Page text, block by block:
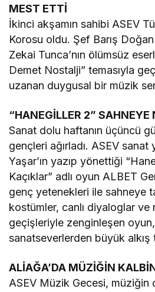
MEST ETTİ
İkinci akşamın sahibi ASEV
Korosu oldu. Şef Barış
Zekai Tunca’nın ölümsüz
Demet Nostalji” temasıyla
uzanan duygusal bir müzik
“HANEGİLLER 2” SAHNEYE
Sanat dolu haftanın üçüncü
gençleri ağırladı. ASEV
Yaşar’ın yazıp yönettiği
Kaçıklar” adlı oyun ALBET
genç yetenekleri ile sahneye
kostümler, canlı diyaloglar ve
geçişleriyle zenginleşen
sanatseverlerden büyük alkış
ALİAĞA’DA MÜZİĞİN
ASEV Müzik Gecesi, müziğin